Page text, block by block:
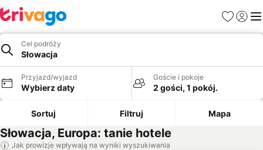
Ulubione
Cel podróży
Słowacja
Przyjazd/wyjazd
Wybierz daty
Goście i pokoje
2 gości, 1 pokój.
Sortuj Filtruj Mapa
Słowacja, Europa: tanie hotele
Jak prowizje wpływają na wyniki wyszukiwania